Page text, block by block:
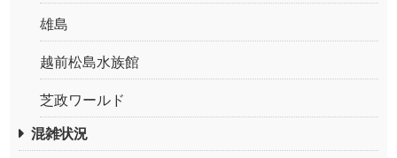
雄島
越前松島水族館
芝政ワールド
混雑状況